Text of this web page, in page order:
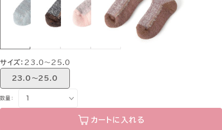
サイズ： 23.0〜25.0
23.0〜25.0
数量：
カートに入れる